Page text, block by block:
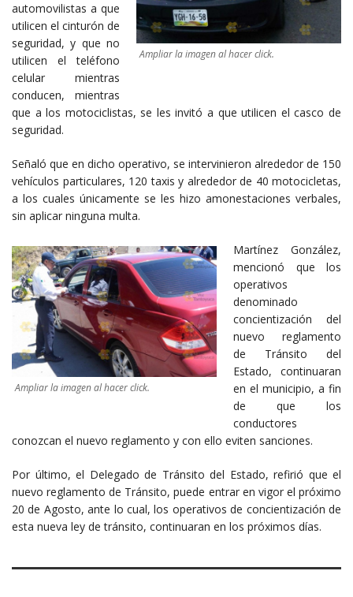
Ampliar la imagen al hacer click.
automovilistas a que
utilicen el cinturón de
seguridad, y que no
utilicen el teléfono
celular mientras
conducen, mientras
que a los motociclistas, se les invitó a que utilicen el casco de
seguridad.
Señaló que en dicho operativo, se intervinieron alrededor de 150
vehículos particulares, 120 taxis y alrededor de 40 motocicletas,
a los cuales únicamente se les hizo amonestaciones verbales,
sin aplicar ninguna multa.
Ampliar la imagen al hacer click.
Martínez González,
mencionó que los
operativos
denominado
concientización del
nuevo reglamento
de Tránsito del
Estado, continuaran
en el municipio, a fin
de que los
conductores
conozcan el nuevo reglamento y con ello eviten sanciones.
Por último, el Delegado de Tránsito del Estado, refirió que el
nuevo reglamento de Tránsito, puede entrar en vigor el próximo
20 de Agosto, ante lo cual, los operativos de concientización de
esta nueva ley de tránsito, continuaran en los próximos días.